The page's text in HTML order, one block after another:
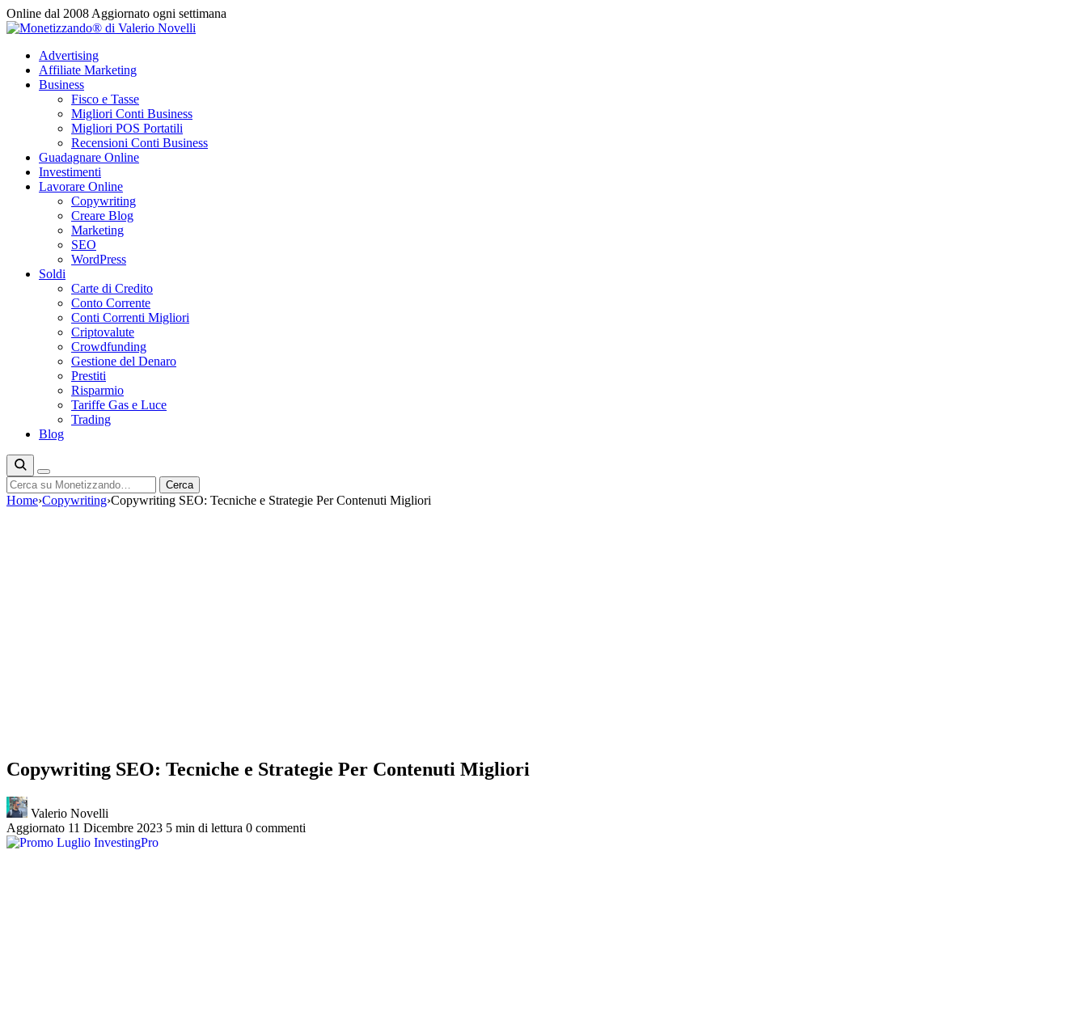
Vai
al
Online dal 2008 Aggiornato ogni settimana
Advertising
Affiliate Marketing
Business
Fisco e Tasse
Migliori Conti Business
Migliori POS Portatili
Recensioni Conti Business
Guadagnare Online
Investimenti
Lavorare Online
Copywriting
Creare Blog
Marketing
SEO
WordPress
Soldi
Carte di Credito
Conto Corrente
Conti Correnti Migliori
Criptovalute
Crowdfunding
Gestione del Denaro
Prestiti
Risparmio
Tariffe Gas e Luce
Trading
Blog
Cerca Cerca
Home›Copywriting›Copywriting SEO: Tecniche e Strategie Per Contenuti Migliori
Copywriting SEO: Tecniche e Strategie Per Contenuti Migliori
Valerio Novelli
Aggiornato 11 Dicembre 2023 5 min di lettura 0 commenti